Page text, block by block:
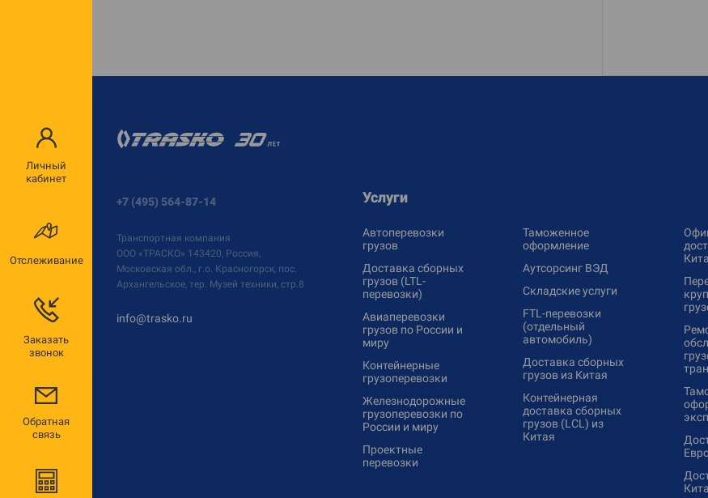
Личный
кабинет
Отслеживание
Заказать
звонок
Обратная
связь
+7 (495) 564-87-14
Транспортная компания
ООО «ТРАСКО» 143420, Россия,
Московская обл., г.о. Красногорск, пос.
Архангельское, тер. Музей техники, стр.8
info@trasko.ru
Услуги
Автоперевозки
грузов
Доставка сборных
грузов (LTL-
перевозки)
Авиаперевозки
грузов по России и
миру
Контейнерные
грузоперевозки
Железнодорожные
грузоперевозки по
России и миру
Проектные
перевозки
Таможенное
оформление
Аутсорсинг ВЭД
Складские услуги
FTL-перевозки
(отдельный
автомобиль)
Доставка сборных
грузов из Китая
Контейнерная
доставка сборных
грузов (LCL) из
Китая